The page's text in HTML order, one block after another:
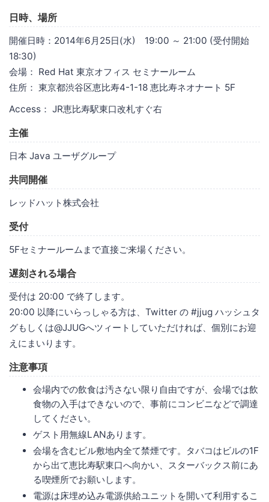
日時、場所
開催日時：2014年6月25日(水) 19:00 ～ 21:00 (受付開始
18:30)
会場： Red Hat 東京オフィス セミナールーム
住所： 東京都渋谷区恵比寿4-1-18 恵比寿ネオナート 5F
Access： JR恵比寿駅東口改札すぐ右
主催
日本 Java ユーザグループ
共同開催
レッドハット株式会社
受付
5Fセミナールームまで直接ご来場ください。
遅刻される場合
受付は 20:00 で終了します。
20:00 以降にいらっしゃる方は、Twitter の #jjug ハッシュタ
グもしくは@JJUGへツィートしていただければ、個別にお迎
えにまいります。
注意事項
会場内での飲食は汚さない限り自由ですが、会場では飲
食物の入手はできないので、事前にコンビニなどで調達
してください。
ゲスト用無線LANあります。
会場を含むビル敷地内全て禁煙です。タバコはビルの1F
から出て恵比寿駅東口へ向かい、スターバックス前にあ
る喫煙所でお願いします。
電源は床埋め込み電源供給ユニットを開いて利用するこ